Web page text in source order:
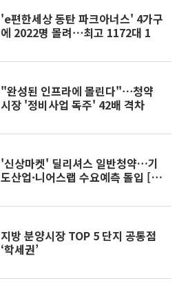
'e편한세상 동탄 파크아너스' 4가구
에 2022명 몰려⋯최고 1172대 1
"완성된 인프라에 몰린다"⋯청약
시장 '정비사업 독주' 42배 격차
'신상마켓' 딜리셔스 일반청약…기
도산업·니어스랩 수요예측 돌입 [주
지방 분양시장 TOP 5 단지 공통점
‘학세권’